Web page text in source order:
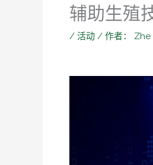
辅助生殖
/ 活动 / 作者： Zhe